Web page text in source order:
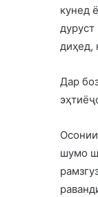
кунед
диҳед,
Дар
шумо